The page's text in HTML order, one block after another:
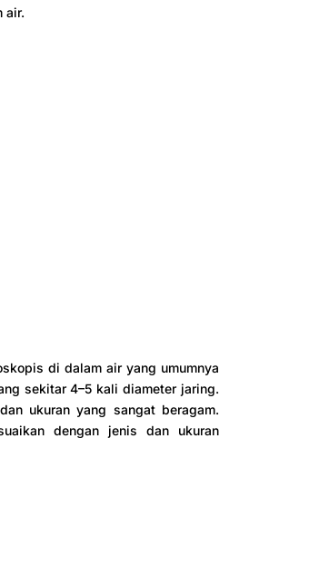
air.
di dalam air yang umumnya
sekitar 4–5 kali diameter jaring.
ukuran yang sangat beragam.
dengan jenis dan ukuran